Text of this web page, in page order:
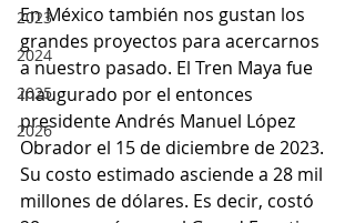
2023
2024
2025
2026
En México también nos gustan los
grandes proyectos para acercarnos
a nuestro pasado. El Tren Maya fue
inaugurado por el entonces
presidente Andrés Manuel López
Obrador el 15 de diciembre de 2023.
Su costo estimado asciende a 28 mil
millones de dólares. Es decir, costó